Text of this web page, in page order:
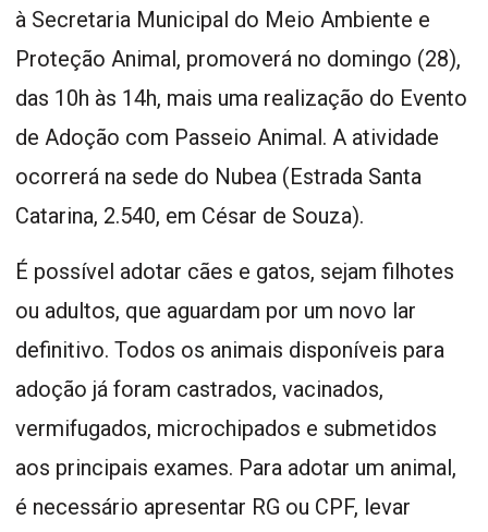
à Secretaria Municipal do Meio Ambiente e
Proteção Animal, promoverá no domingo (28),
das 10h às 14h, mais uma realização do Evento
de Adoção com Passeio Animal. A atividade
ocorrerá na sede do Nubea (Estrada Santa
Catarina, 2.540, em César de Souza).
É possível adotar cães e gatos, sejam filhotes
ou adultos, que aguardam por um novo lar
definitivo. Todos os animais disponíveis para
adoção já foram castrados, vacinados,
vermifugados, microchipados e submetidos
aos principais exames. Para adotar um animal,
é necessário apresentar RG ou CPF, levar